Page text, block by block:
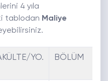
4 yıla
tablodan Maliye
YO. BÖLÜM